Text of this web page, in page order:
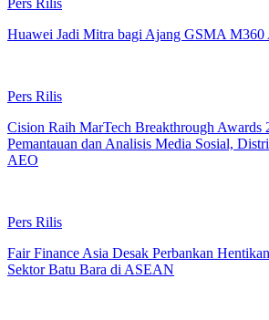
Huawei Jadi Mitra bagi Ajang GSMA
Pers Rilis
Cision Raih MarTech Breakthrough Awards
Pemantauan dan Analisis Media Sosial,
AEO
Pers Rilis
Fair Finance Asia Desak Perbankan
Sektor Batu Bara di ASEAN